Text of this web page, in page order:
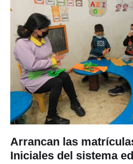
Arrancan las
Iniciales del sistema